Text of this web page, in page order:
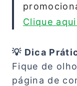
Clique
💡 Dica
Fique de
página de